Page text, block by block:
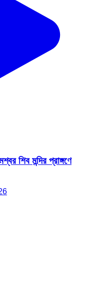
শিব মন্দির প্রাঙ্গণে